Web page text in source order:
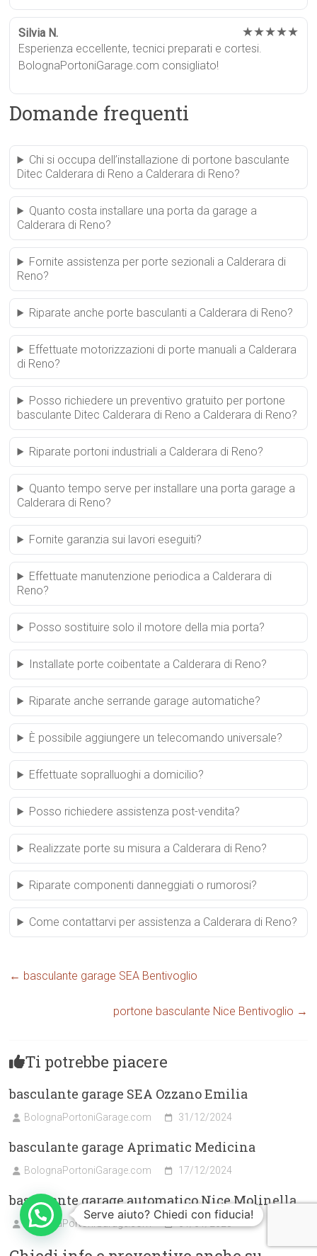
Silvia N. ★★★★★
Esperienza eccellente, tecnici preparati e cortesi.
BolognaPortoniGarage.com consigliato!
Domande frequenti
Chi si occupa dell’installazione di portone basculante
Ditec Calderara di Reno a Calderara di Reno?
Quanto costa installare una porta da garage a
Calderara di Reno?
Fornite assistenza per porte sezionali a Calderara di
Reno?
Riparate anche porte basculanti a Calderara di Reno?
Effettuate motorizzazioni di porte manuali a Calderara
di Reno?
Posso richiedere un preventivo gratuito per portone
basculante Ditec Calderara di Reno a Calderara di Reno?
Riparate portoni industriali a Calderara di Reno?
Quanto tempo serve per installare una porta garage a
Calderara di Reno?
Fornite garanzia sui lavori eseguiti?
Effettuate manutenzione periodica a Calderara di
Reno?
Posso sostituire solo il motore della mia porta?
Installate porte coibentate a Calderara di Reno?
Riparate anche serrande garage automatiche?
È possibile aggiungere un telecomando universale?
Effettuate sopralluoghi a domicilio?
Posso richiedere assistenza post-vendita?
Realizzate porte su misura a Calderara di Reno?
Riparate componenti danneggiati o rumorosi?
Come contattarvi per assistenza a Calderara di Reno?
← basculante garage SEA Bentivoglio
portone basculante Nice Bentivoglio →
Ti potrebbe piacere
basculante garage SEA Ozzano Emilia
BolognaPortoniGarage.com 31/12/2024
basculante garage Aprimatic Medicina
BolognaPortoniGarage.com 17/12/2024
basculante garage automatico Nice Molinella
BolognaPortoniGarage.com
Serve aiuto? Chiedi con fiducia!